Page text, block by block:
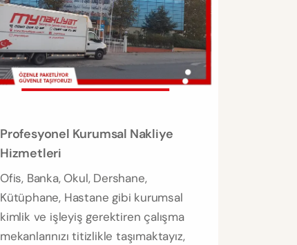
Profesyonel Kurumsal Nakliye
Hizmetleri
Ofis, Banka, Okul, Dershane,
Kütüphane, Hastane gibi kurumsal
kimlik ve işleyiş gerektiren çalışma
mekanlarınızı titizlikle taşımaktayız,